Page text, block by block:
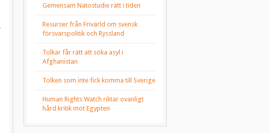
Gemensam Natostudie rätt i tiden
Resurser från Frivärld om svensk
försvarspolitik och Ryssland
Tolkar får rätt att söka asyl i
Afghanistan
Tolken som inte fick komma till Sverige
Human Rights Watch riktar ovanligt
hård kritik mot Egypten